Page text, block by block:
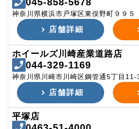
神奈川県横浜市戸塚区東俣野町９９５
店舗詳細
ホイールズ川崎産業道路店
044-329-1169
神奈川県川崎市川崎区鋼管通5丁目11-
店舗詳細
平塚店